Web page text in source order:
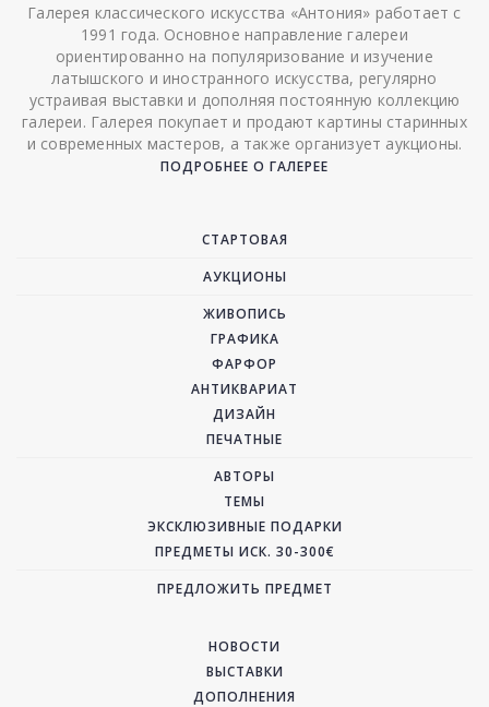
Галерея классического искусства «Антония» работает с
1991 года. Основное направление галереи
ориентированно на популяризование и изучение
латышского и иностранного искусства, регулярно
устраивая выставки и дополняя постоянную коллекцию
галереи. Галерея покупает и продают картины старинных
и современных мастеров, а также организует аукционы.
ПОДРОБНЕЕ О ГАЛЕРЕЕ
СТАРТОВАЯ
АУКЦИОНЫ
ЖИВОПИСЬ
ГРАФИКА
ФАРФОР
АНТИКВАРИАТ
ДИЗАЙН
ПЕЧАТНЫЕ
АВТОРЫ
ТЕМЫ
ЭКСКЛЮЗИВНЫЕ ПОДАРКИ
ПРЕДМЕТЫ ИСК. 30-300€
ПРЕДЛОЖИТЬ ПРЕДМЕТ
НОВОСТИ
ВЫСТАВКИ
ДОПОЛНЕНИЯ